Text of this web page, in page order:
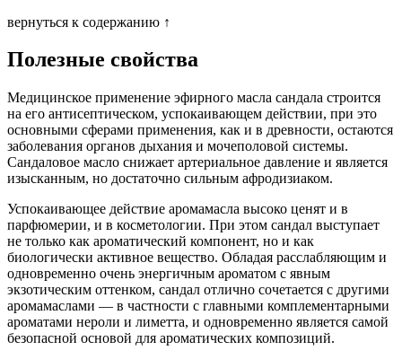
вернуться к содержанию ↑
Полезные свойства
Медицинское применение эфирного масла сандала строится
на его антисептическом, успокаивающем действии, при это
основными сферами применения, как и в древности, остаются
заболевания органов дыхания и мочеполовой системы.
Сандаловое масло снижает артериальное давление и является
изысканным, но достаточно сильным афродизиаком.
Успокаивающее действие аромамасла высоко ценят и в
парфюмерии, и в косметологии. При этом сандал выступает
не только как ароматический компонент, но и как
биологически активное вещество. Обладая расслабляющим и
одновременно очень энергичным ароматом с явным
экзотическим оттенком, сандал отлично сочетается с другими
аромамаслами — в частности с главными комплементарными
ароматами нероли и лиметта, и одновременно является самой
безопасной основой для ароматических композиций.